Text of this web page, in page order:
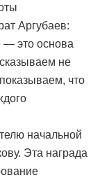
Аргубаев:
— это основа
не
что
начальной
Эта награда